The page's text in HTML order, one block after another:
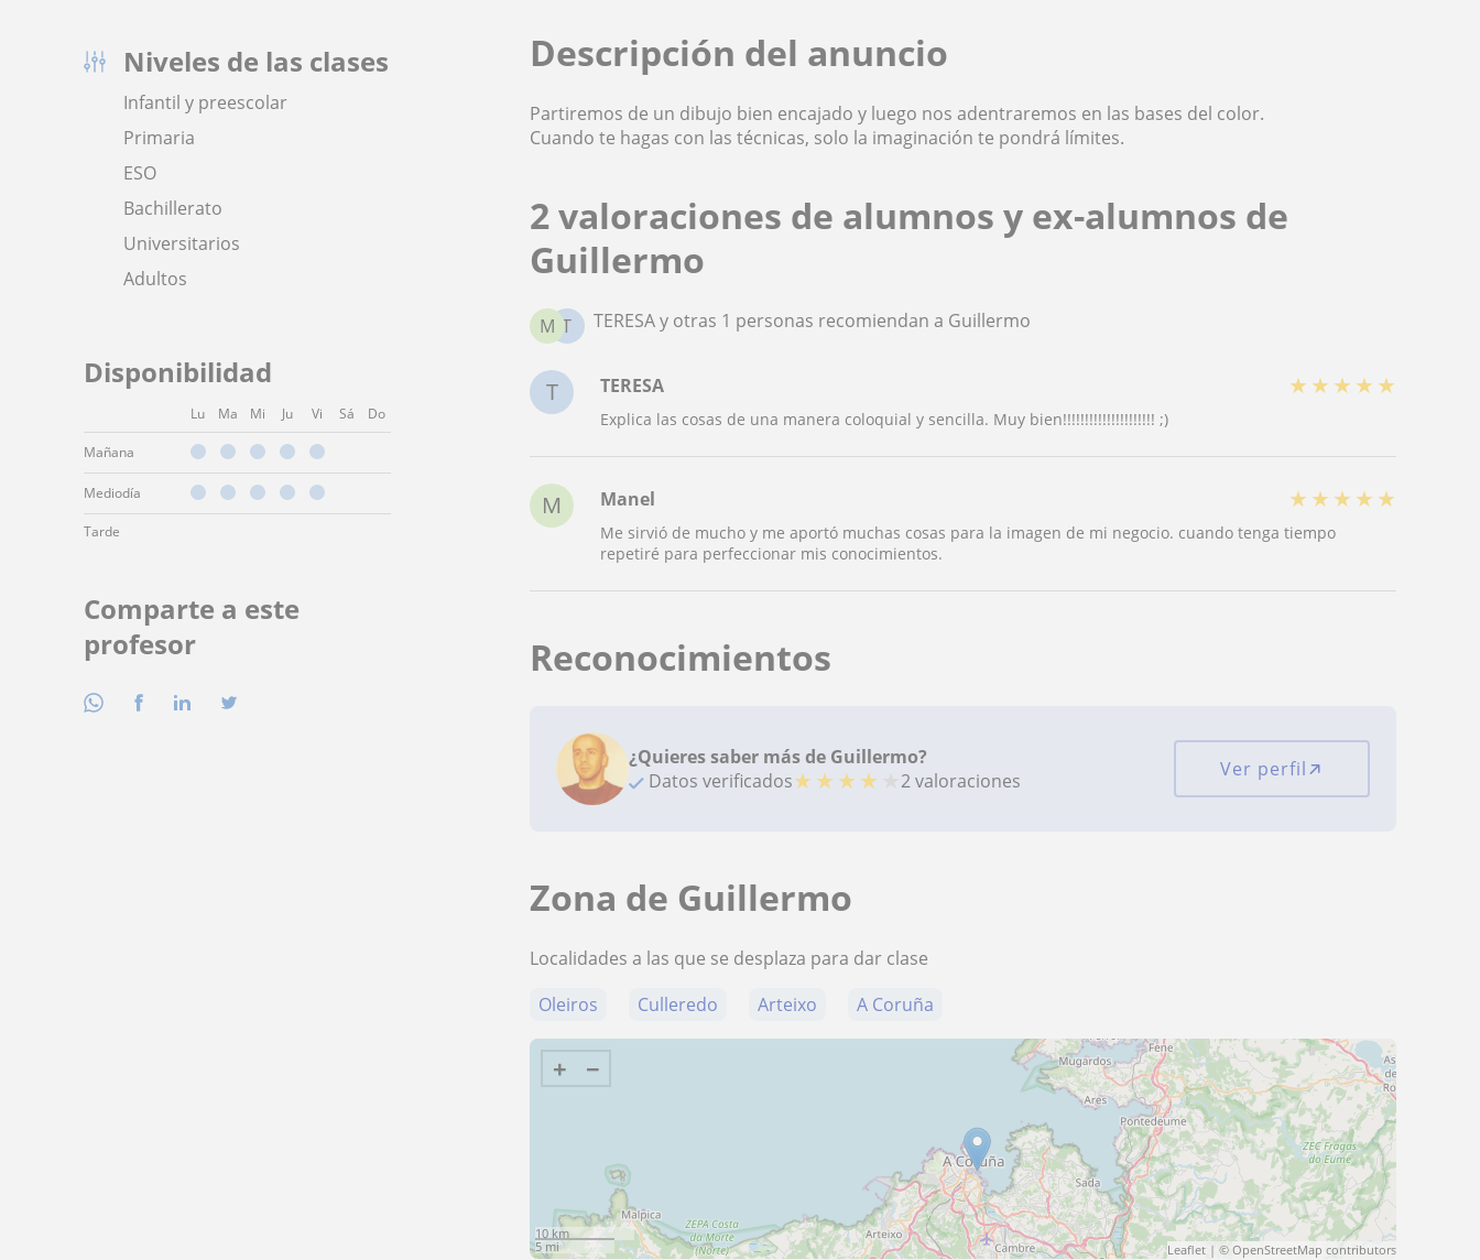
Niveles de las clases
Infantil y preescolar
Primaria
ESO
Bachillerato
Universitarios
Adultos
Disponibilidad
Lu Ma Mi Ju Vi Sá Do
Mañana
Mediodía
Tarde
Comparte a este
profesor
Descripción del anuncio
Partiremos de un dibujo bien encajado y luego nos adentraremos en las bases del color.
Cuando te hagas con las técnicas, solo la imaginación te pondrá límites.
2 valoraciones de alumnos y ex-alumnos de
Guillermo
T
M TERESA y otras 1 personas recomiendan a Guillermo
T TERESA ★ ★ ★ ★ ★
Explica las cosas de una manera coloquial y sencilla. Muy bien!!!!!!!!!!!!!!!!!!!!! ;)
M Manel ★ ★ ★ ★ ★
Me sirvió de mucho y me aportó muchas cosas para la imagen de mi negocio. cuando tenga tiempo
repetiré para perfeccionar mis conocimientos.
Reconocimientos
¿Quieres saber más de Guillermo?
Datos verificados★ ★ ★ ★ ★2 valoraciones Ver perfil
Zona de Guillermo
Localidades a las que se desplaza para dar clase
Oleiros
Culleredo Arteixo A Coruña
+ −
10 km
5 mi
Leaflet| © OpenStreetMap contributors